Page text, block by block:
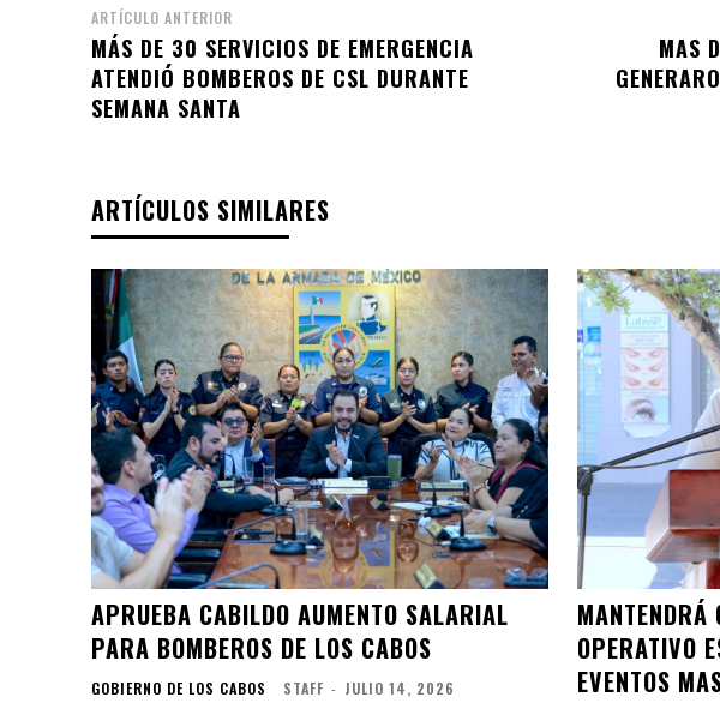
ARTÍCULO ANTERIOR
MÁS DE 30 SERVICIOS DE EMERGENCIA
ATENDIÓ BOMBEROS DE CSL DURANTE
SEMANA SANTA
MAS
ARTÍCULOS SIMILARES
APRUEBA CABILDO AUMENTO SALARIAL
PARA BOMBEROS DE LOS CABOS
GOBIERNO DE LOS CABOS STAFF - JULIO 14, 2026
MANTENDRÁ
OPERATIVO
EVENTOS